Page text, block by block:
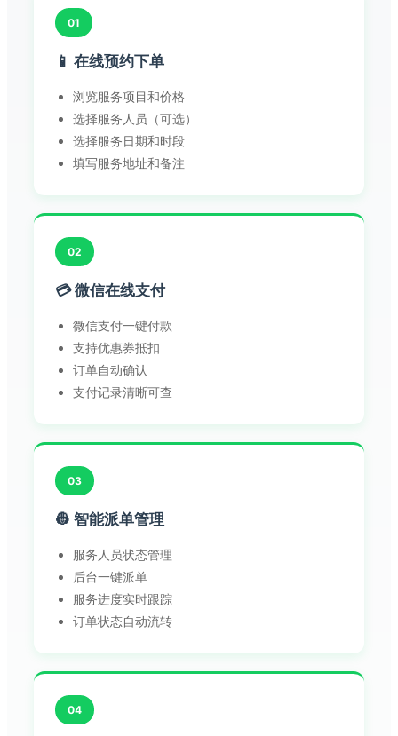
01
📱 在线预约下单
浏览服务项目和价格
选择服务人员（可选）
选择服务日期和时段
填写服务地址和备注
02
💳 微信在线支付
微信支付一键付款
支持优惠券抵扣
订单自动确认
支付记录清晰可查
03
👷 智能派单管理
服务人员状态管理
后台一键派单
服务进度实时跟踪
订单状态自动流转
04